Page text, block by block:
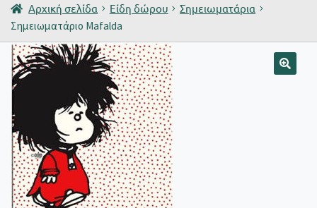
Αρχική σελίδα Είδη δώρου
Σημειωματάρια
Σημειωματάριο Mafalda